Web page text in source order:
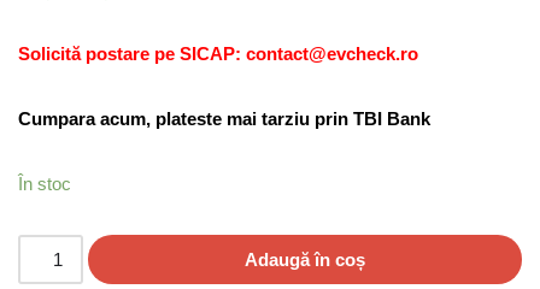
Solicită postare pe SICAP: contact@evcheck.ro
Cumpara acum, plateste mai tarziu prin TBI Bank
În stoc
Adaugă în coș